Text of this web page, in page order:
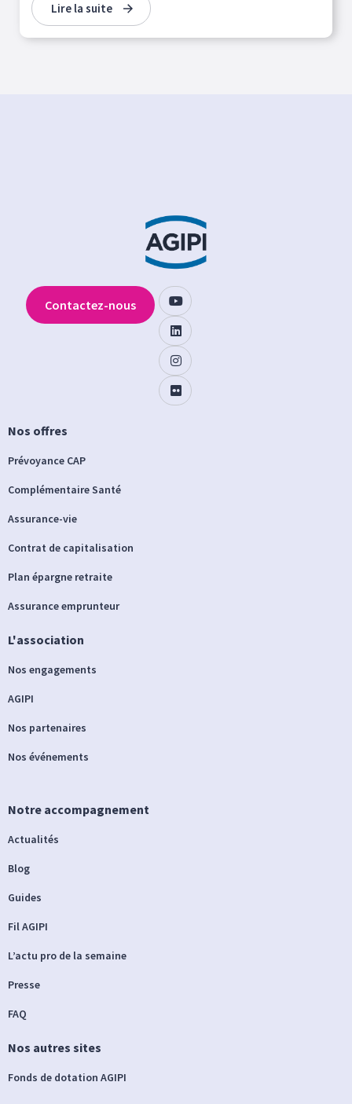
Lire la suite
Nos offres
Prévoyance CAP
Complémentaire Santé
Assurance-vie
Contrat de capitalisation
Plan épargne retraite
Assurance emprunteur
L'association
Nos engagements
AGIPI
Nos partenaires
Nos événements
Notre accompagnement
Actualités
Blog
Guides
Fil AGIPI
L’actu pro de la semaine
Presse
FAQ
Nos autres sites
Fonds de dotation AGIPI
Contactez-nous